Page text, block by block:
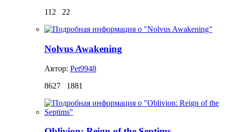
112
22
Nolvus Awakening
Автор: Pet9948
8627
1881